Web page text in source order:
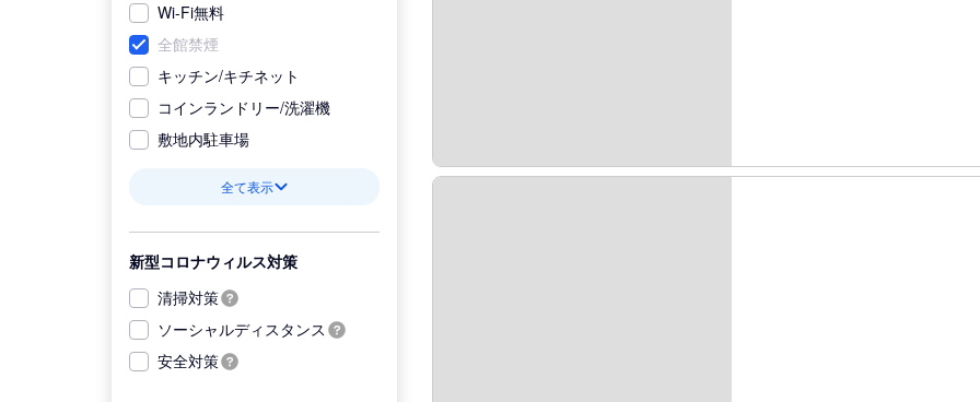
Wi-Fi無料
全館禁煙
キッチン/キチネット
コインランドリー/洗濯機
敷地内駐車場
全て表示
新型コロナウィルス対策
清掃対策
ソーシャルディスタンス
安全対策